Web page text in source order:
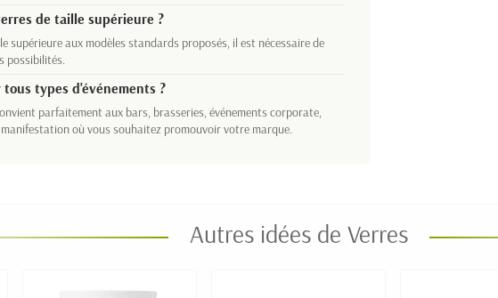
de taille supérieure ?
supérieure aux modèles standards proposés, il est nécessaire de
possibilités.
types d'événements ?
parfaitement aux bars, brasseries, événements corporate,
où vous souhaitez promouvoir votre marque.
Autres idées de Verres